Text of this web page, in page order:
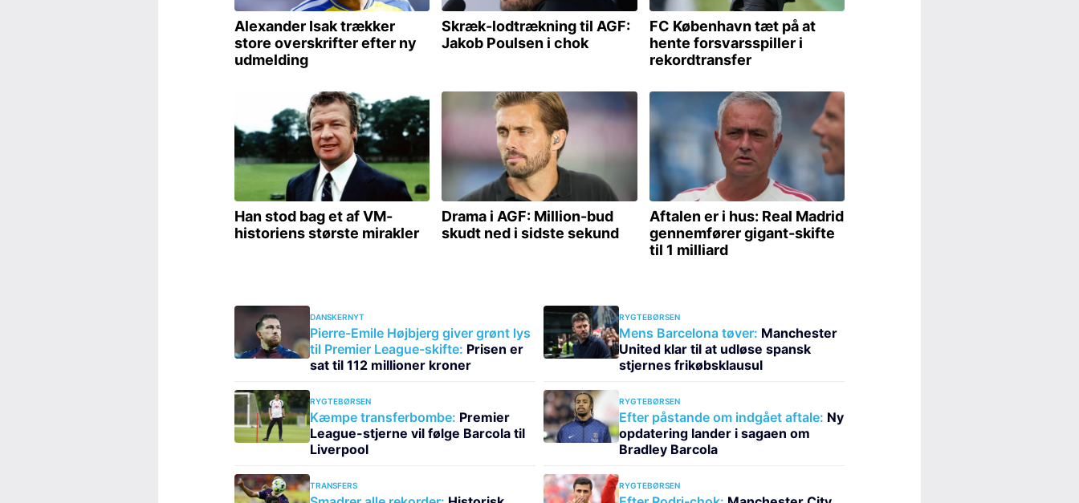
DANSKERNYT
Pierre-Emile Højbjerg giver grønt lys
til Premier League-skifte: Prisen er
sat til 112 millioner kroner
RYGTEBØRSEN
Mens Barcelona tøver: Manchester
United klar til at udløse spansk
stjernes frikøbsklausul
RYGTEBØRSEN
Kæmpe transferbombe: Premier
League-stjerne vil følge Barcola til
Liverpool
RYGTEBØRSEN
Efter påstande om indgået aftale: Ny
opdatering lander i sagaen om
Bradley Barcola
TRANSFERS RYGTEBØRSEN